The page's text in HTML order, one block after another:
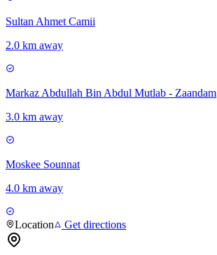
Sultan Ahmet Camii
2.0 km away
Markaz Abdullah Bin Abdul Mutlab - Zaandam
3.0 km away
Moskee Sounnat
4.0 km away
Location Get directions